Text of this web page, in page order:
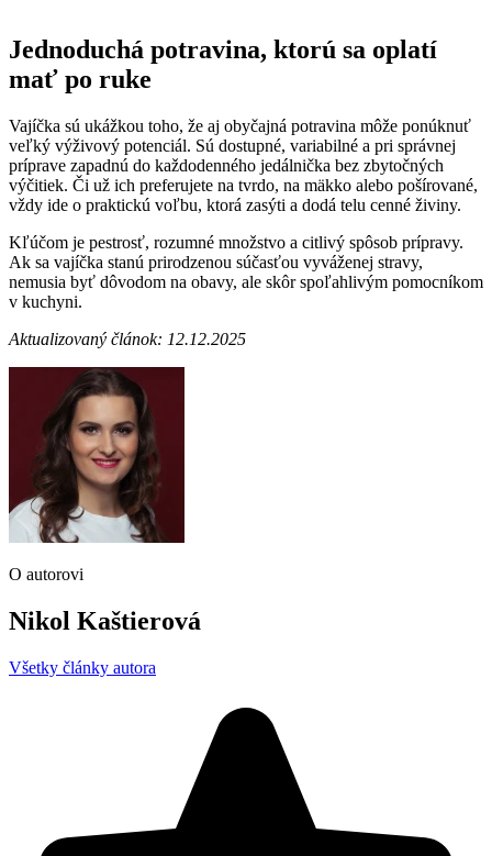
Jednoduchá potravina, ktorú sa oplatí
mať po ruke
Vajíčka sú ukážkou toho, že aj obyčajná potravina môže ponúknuť
veľký výživový potenciál. Sú dostupné, variabilné a pri správnej
príprave zapadnú do každodenného jedálnička bez zbytočných
výčitiek. Či už ich preferujete na tvrdo, na mäkko alebo pošírované,
vždy ide o praktickú voľbu, ktorá zasýti a dodá telu cenné živiny.
Kľúčom je pestrosť, rozumné množstvo a citlivý spôsob prípravy.
Ak sa vajíčka stanú prirodzenou súčasťou vyváženej stravy,
nemusia byť dôvodom na obavy, ale skôr spoľahlivým pomocníkom
v kuchyni.
Aktualizovaný článok: 12.12.2025
O autorovi
Nikol Kaštierová
Všetky články autora